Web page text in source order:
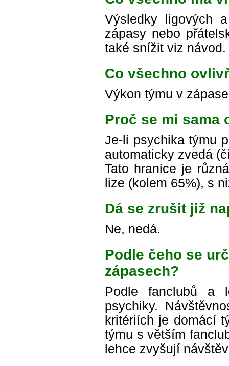
Výsledky ligových
zápasy nebo
také snížit viz návod.
Co všechno
Výkon týmu v
Proč se mi sama
Je-li psychika týmu
automaticky zvedá
Tato hranice je
lize (kolem 65%), s
Dá se zrušit již
Ne, nedá.
Podle čeho se
zápasech?
Podle fanclubů a
psychiky.
kritériích je domácí
týmu s větším
lehce zvyšují